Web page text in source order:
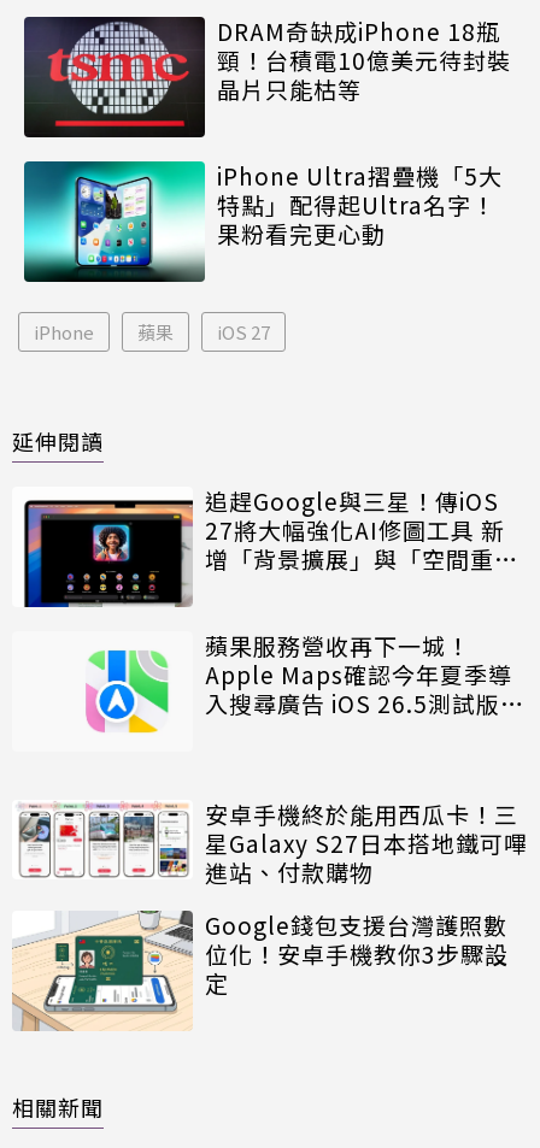
DRAM奇缺成iPhone 18瓶
頸！台積電10億美元待封裝
晶片只能枯等
iPhone Ultra摺疊機「5大
特點」配得起Ultra名字！
果粉看完更心動
iPhone 蘋果 iOS 27
延伸閱讀
追趕Google與三星！傳iOS
27將大幅強化AI修圖工具 新
增「背景擴展」與「空間重
蘋果服務營收再下一城！
Apple Maps確認今年夏季導
入搜尋廣告 iOS 26.5測試版已
安卓手機終於能用西瓜卡！三
星Galaxy S27日本搭地鐵可嗶
進站、付款購物
Google錢包支援台灣護照數
位化！安卓手機教你3步驟設
定
相關新聞